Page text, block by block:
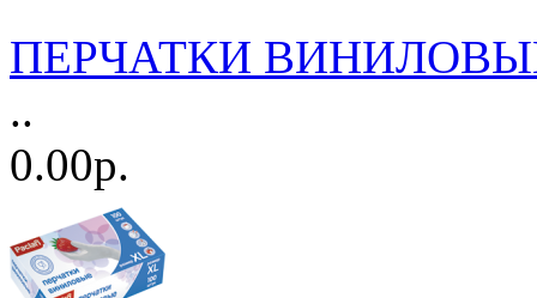
ПЕРЧАТКИ ВИНИЛОВЫЕ
..
0.00р.